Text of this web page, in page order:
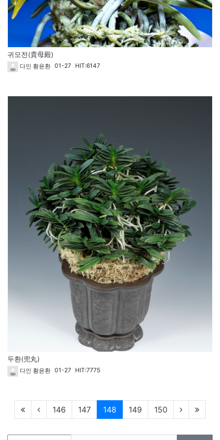
귀모전(貴母殿)
다인 황윤환 01-27 HIT:6147
두환(兜丸)
다인 황윤환 01-27 HIT:7775
146 147 148 현재페이지
149 150